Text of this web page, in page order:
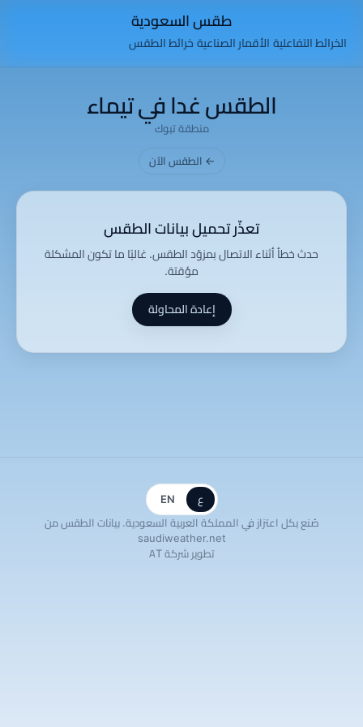
طقس السعودية
الخرائط التفاعليةالأقمار الصناعيةخرائط الطقس
الطقس غدا في تيماء
منطقة تبوك
← الطقس الآن
تعذّر تحميل بيانات الطقس
حدث خطأ أثناء الاتصال بمزوّد الطقس. غالبًا ما تكون المشكلة
مؤقتة.
إعادة المحاولة
ع EN
صُنع بكل اعتزاز في المملكة العربية السعودية. بيانات الطقس من
saudiweather.net
تطوير شركة AT